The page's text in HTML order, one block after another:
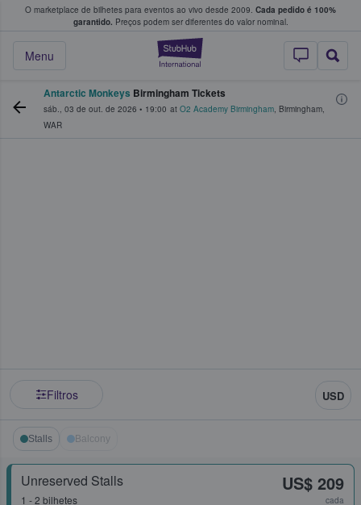
O marketplace de bilhetes para eventos ao vivo desde 2009. Cada pedido é 100%
garantido. Preços podem ser diferentes do valor nominal.
StubHub – onde
Menu
fãs compram e vendem bilhetes
Antarctic Monkeys Birmingham Tickets
sáb., 03 de out. de 2026 • 19:00 at O2 Academy Birmingham, Birmingham,
WAR
Filtros USD
Stalls Balcony
Unreserved Stalls
1 - 2 bilhetes
US$ 209
cada